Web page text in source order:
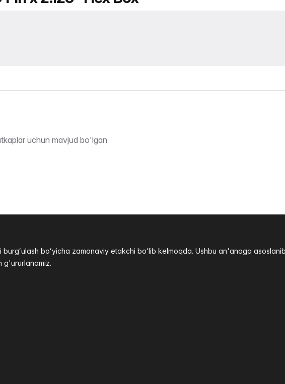
uchun mavjud bo'lgan
boʻyicha zamonaviy etakchi boʻlib kelmoqda. Ushbu an'anaga
g'ururlanamiz.